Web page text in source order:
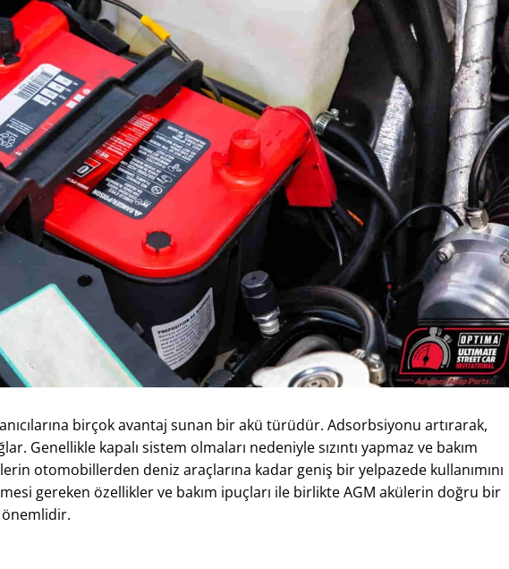
birçok avantaj sunan bir akü türüdür. Adsorbsiyonu artırarak,
Genellikle kapalı sistem olmaları nedeniyle sızıntı yapmaz ve bakım
otomobillerden deniz araçlarına kadar geniş bir yelpazede kullanımını
gereken özellikler ve bakım ipuçları ile birlikte AGM akülerin doğru bir
önemlidir.